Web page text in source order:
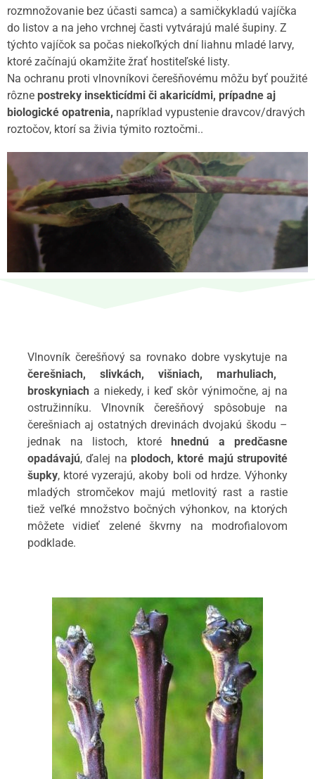
rozmnožovanie bez účasti samca) a samičkykladú vajíčka
do listov a na jeho vrchnej časti vytvárajú malé šupiny. Z
týchto vajíčok sa počas niekoľkých dní liahnu mladé larvy,
ktoré začínajú okamžite žrať hostiteľské listy.
Na ochranu proti vlnovníkovi čerešňovému môžu byť použité
rôzne postreky insekticídmi či akaricídmi, prípadne aj
biologické opatrenia, napríklad vypustenie dravcov/dravých
roztočov, ktorí sa živia týmito roztočmi..
Vlnovník čerešňový sa rovnako dobre vyskytuje na
čerešniach, slivkách, višniach, marhuliach,
broskyniach a niekedy, i keď skôr výnimočne, aj na
ostružinníku. Vlnovník čerešňový spôsobuje na
čerešniach aj ostatných drevinách dvojakú škodu –
jednak na listoch, ktoré hnednú a predčasne
opadávajú, ďalej na plodoch, ktoré majú strupovité
šupky, ktoré vyzerajú, akoby boli od hrdze. Výhonky
mladých stromčekov majú metlovitý rast a rastie
tiež veľké množstvo bočných výhonkov, na ktorých
môžete vidieť zelené škvrny na modrofialovom
podklade.